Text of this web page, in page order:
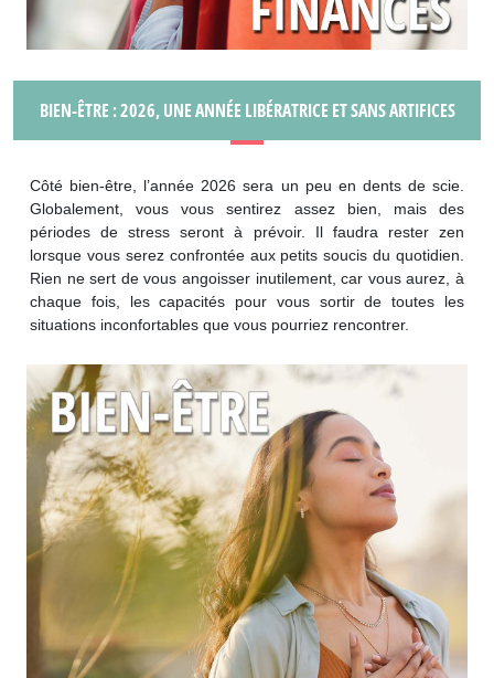
BIEN-ÊTRE : 2026, UNE ANNÉE LIBÉRATRICE ET SANS ARTIFICES
Côté bien-être, l’année 2026 sera un peu en dents de scie.
Globalement, vous vous sentirez assez bien, mais des
périodes de stress seront à prévoir. Il faudra rester zen
lorsque vous serez confrontée aux petits soucis du quotidien.
Rien ne sert de vous angoisser inutilement, car vous aurez, à
chaque fois, les capacités pour vous sortir de toutes les
situations inconfortables que vous pourriez rencontrer.